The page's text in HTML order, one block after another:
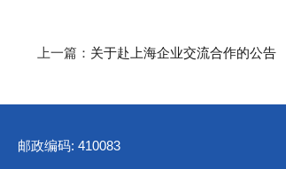
上一篇： 关于赴上海企业交流合作的公告
邮政编码: 410083